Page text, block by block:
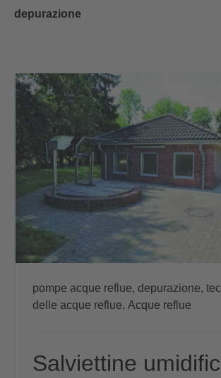
depurazione
pompe acque reflue, depurazione,
delle acque reflue, Acque reflue
Salviettine